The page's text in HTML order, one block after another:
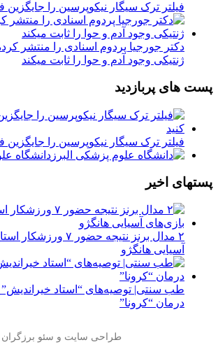
فیلتر ترک سیگار نیکوپرسین را جایگزین
دکتر جورجیا پردوم اسنادی را منتشر
ژنتیکی وجود آدم و حوا را ثابت میکند
پست های پربازدید
فیلتر ترک سیگار نیکوپرسین را جایگزین
دانشگاه
پستهای اخیر
۲ مدال برنز نتیجه
آسیایی هانگژو
طب سنتی| توصیه‌‌های “استاد
درمان “کرونا”